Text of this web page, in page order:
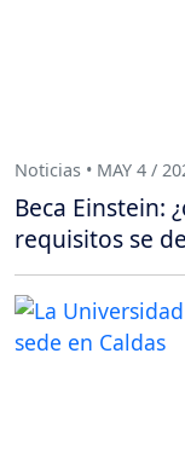
Noticias • MAY 4 /
Beca Einstein:
requisitos se